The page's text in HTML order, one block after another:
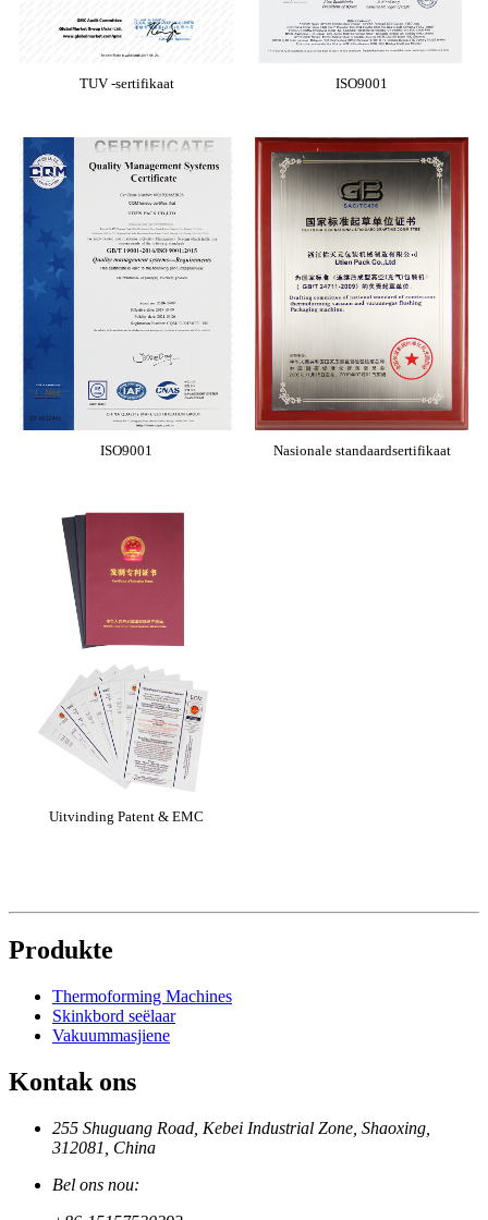
TUV -sertifikaat
ISO9001
Uitvinding Patent & EMC
ISO9001
Nasionale standaardsertifikaat
Produkte
Thermoforming Machines
Skinkbord seëlaar
Vakuummasjiene
Kontak ons
255 Shuguang Road, Kebei Industrial Zone, Shaoxing,
312081, China
Bel ons nou: